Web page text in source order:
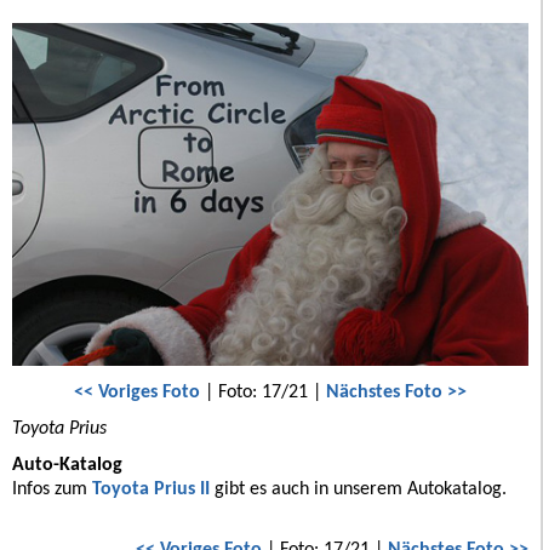
<< Voriges Foto | Foto: 17/21 |
Nächstes Foto >>
Toyota Prius
Auto-Katalog
Infos zum Toyota Prius II gibt es auch in unserem Autokatalog.